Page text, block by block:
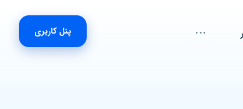
پنل کاربری